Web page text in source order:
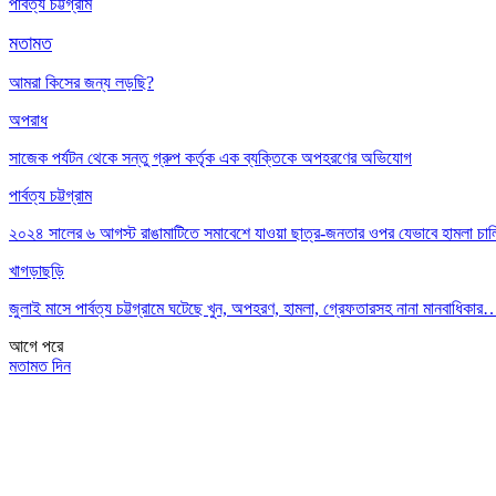
মতামত
আমরা কিসের জন্য লড়ছি?
অপরাধ
সাজেক পর্যটন থেকে সন্তু গ্রুপ কর্তৃক এক ব্যক্তিকে অপহরণের অভিযোগ
পার্বত্য চট্টগ্রাম
২০২৪ সালের ৬ আগস্ট রাঙামাটিতে সমাবেশে যাওয়া ছাত্র-জনতার ওপর যেভাবে হামলা
খাগড়াছড়ি
জুলাই মাসে পার্বত্য চট্টগ্রামে ঘটেছে খুন, অপহরণ, হামলা, গ্রেফতারসহ নানা
আগে পরে
মতামত দিন